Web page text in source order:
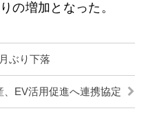
の増加となった。
ぶり下落
、EV活用促進へ連携協定